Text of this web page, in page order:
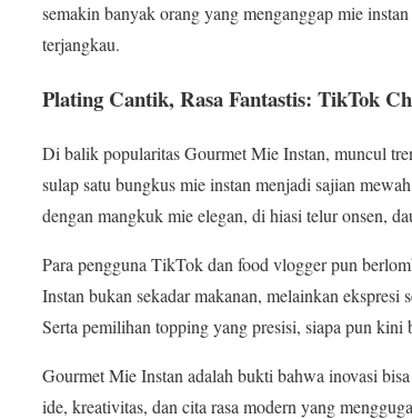
semakin banyak orang yang menganggap mie
terjangkau.
Plating Cantik, Rasa Fantastis: TikTok
Di balik popularitas Gourmet Mie Instan, muncul
sulap satu bungkus mie instan menjadi sajian
dengan mangkuk mie elegan, di hiasi telur onsen,
Para pengguna TikTok dan food vlogger pun
Instan bukan sekadar makanan, melainkan
Serta pemilihan topping yang presisi, siapa pun
Gourmet Mie Instan adalah bukti bahwa inovasi
ide, kreativitas, dan cita rasa modern yang